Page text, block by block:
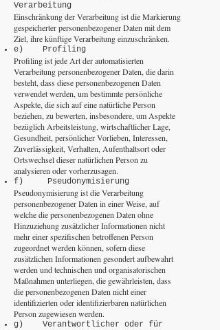
Verarbeitung
Einschränkung der Verarbeitung ist die Markierung
gespeicherter personenbezogener Daten mit dem
Ziel, ihre künftige Verarbeitung einzuschränken.
e) Profiling
Profiling ist jede Art der automatisierten
Verarbeitung personenbezogener Daten, die darin
besteht, dass diese personenbezogenen Daten
verwendet werden, um bestimmte persönliche
Aspekte, die sich auf eine natürliche Person
beziehen, zu bewerten, insbesondere, um Aspekte
bezüglich Arbeitsleistung, wirtschaftlicher Lage,
Gesundheit, persönlicher Vorlieben, Interessen,
Zuverlässigkeit, Verhalten, Aufenthaltsort oder
Ortswechsel dieser natürlichen Person zu
analysieren oder vorherzusagen.
f) Pseudonymisierung
Pseudonymisierung ist die Verarbeitung
personenbezogener Daten in einer Weise, auf
welche die personenbezogenen Daten ohne
Hinzuziehung zusätzlicher Informationen nicht
mehr einer spezifischen betroffenen Person
zugeordnet werden können, sofern diese
zusätzlichen Informationen gesondert aufbewahrt
werden und technischen und organisatorischen
Maßnahmen unterliegen, die gewährleisten, dass
die personenbezogenen Daten nicht einer
identifizierten oder identifizierbaren natürlichen
Person zugewiesen werden.
g) Verantwortlicher oder für